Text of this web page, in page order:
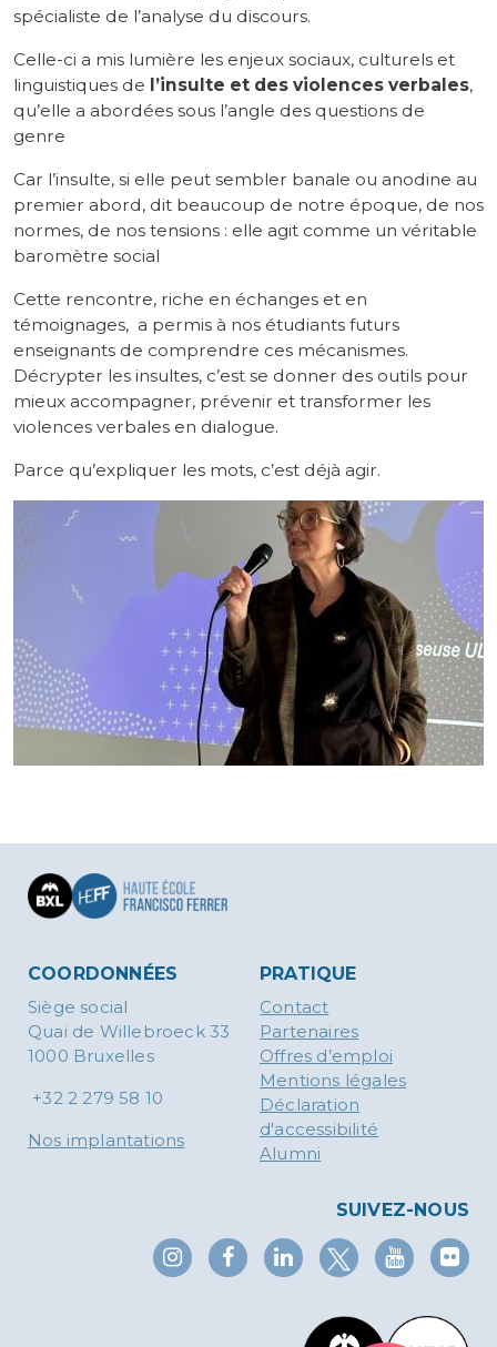
spécialiste de l’analyse du discours.
Celle-ci a mis lumière les enjeux sociaux, culturels et
linguistiques de l’insulte et des violences verbales,
qu’elle a abordées sous l’angle des questions de
genre
Car l’insulte, si elle peut sembler banale ou anodine au
premier abord, dit beaucoup de notre époque, de nos
normes, de nos tensions : elle agit comme un véritable
baromètre social
Cette rencontre, riche en échanges et en
témoignages, a permis à nos étudiants futurs
enseignants de comprendre ces mécanismes.
Décrypter les insultes, c’est se donner des outils pour
mieux accompagner, prévenir et transformer les
violences verbales en dialogue.
Parce qu’expliquer les mots, c’est déjà agir.
COORDONNÉES
Siège social
Quai de Willebroeck 33
1000 Bruxelles
+32 2 279 58 10
Nos implantations
PRATIQUE
Contact
Partenaires
Offres d’emploi
Mentions légales
Déclaration
d'accessibilité
Alumni
SUIVEZ-NOUS
X